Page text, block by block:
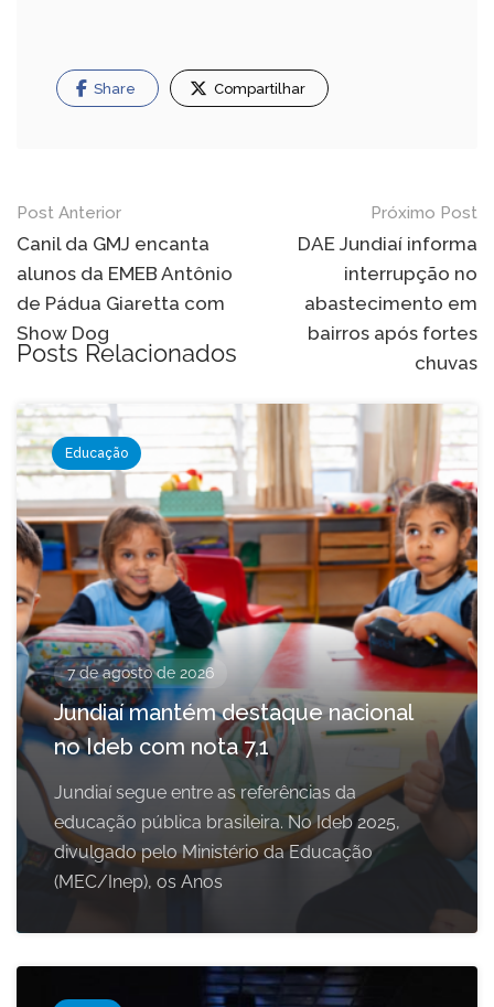
Share Compartilhar
Navegação
de
Post
Post Anterior
Canil da GMJ encanta
alunos da EMEB Antônio
de Pádua Giaretta com
Show Dog
Próximo Post
DAE Jundiaí informa
interrupção no
abastecimento em
bairros após fortes
chuvas
Posts Relacionados
Educação
7 de agosto de 2026
Jundiaí mantém destaque nacional
no Ideb com nota 7,1
Jundiaí segue entre as referências da
educação pública brasileira. No Ideb 2025,
divulgado pelo Ministério da Educação
(MEC/Inep), os Anos